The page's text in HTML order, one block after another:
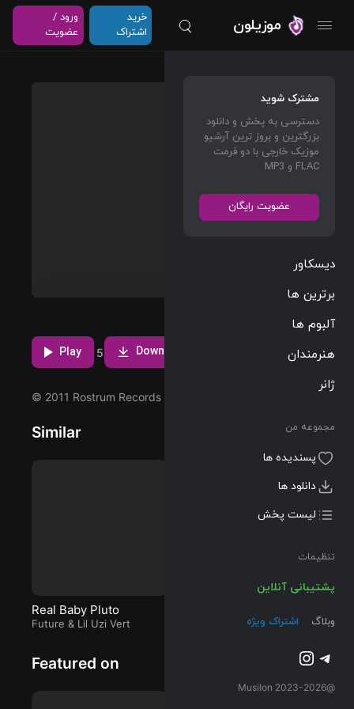
موزیلون
خرید
اشتراک
ورود /
عضویت
مشترک شوید
دسترسی به پخش و دانلود
بزرگترین و بروز ترین آرشیو
موزیک خارجی با دو فرمت
FLAC و MP3
عضویت رایگان
دیسکاور
برترین ها
آلبوم ها
هنرمندان
ژانر
مجموعه من
پسندیده ها
دانلود ها
لیست پخش
تنظیمات
پشتیبانی آنلاین
وبلاگ اشتراک ویژه
تلگراماینستاگرم
@2023-2026 Musilon
Live
Free
Mac
Miller
03:13
آهنگ Live
Free، دومین
And On And
با دو کیفیت
320 و FLAC
دریافت کنید.
مشاهده بیشتر
Play 5 Download
© 2011 Rostrum Records
Similar
Real Baby Pluto
Future & Lil Uzi Vert
(Spider-Verse Remix)
Offset
Featured on